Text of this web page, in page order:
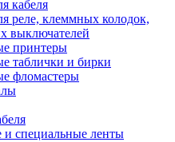
кабеля
реле, клеммных колодок,
выключателей
принтеры
таблички и бирки
фломастеры
специальные ленты